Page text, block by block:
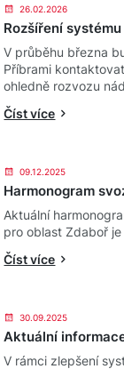
26.02.2026
Rozšíření
V průběhu března
Příbrami
ohledně rozvozu
Číst více
09.12.2025
Harmonogram
Aktuální
pro oblast Zdaboř
Číst více
30.09.2025
Aktuální
V rámci zlepšení